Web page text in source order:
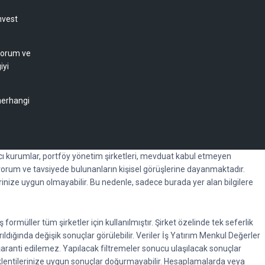
ve
kurumlar, portföy yönetim şirketleri, mevduat kabul etmeyen
ve tavsiyede bulunanların kişisel görüşlerine dayanmaktadır.
uygun olmayabilir. Bu nedenle, sadece burada yer alan bilgilere
tüm şirketler için kullanılmıştır. Şirket özelinde tek seferlik
değişik sonuçlar görülebilir. Veriler İş Yatırım Menkul Değerler
edilemez. Yapılacak filtremeler sonucu ulaşılacak sonuçlar
uygun sonuçlar doğurmayabilir. Hesaplamalarda veya